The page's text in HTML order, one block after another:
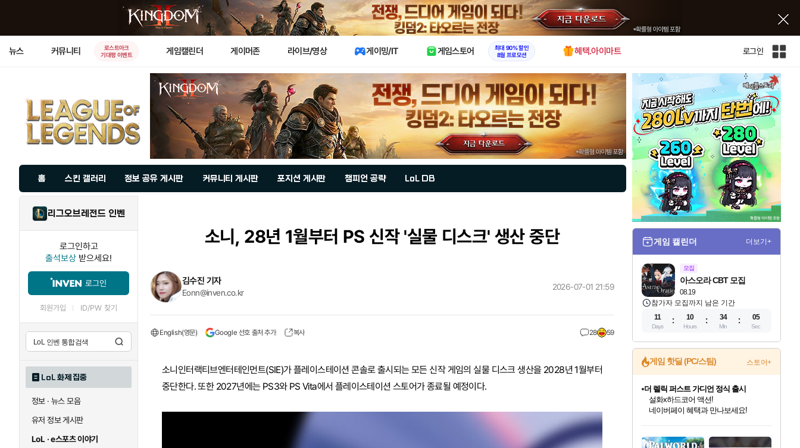
X
뉴스 커뮤니티
로스트아크
기대평 이벤트
게임캘린더 게이머존 라이브/영상 게이밍/IT 게임스토어
최대 90% 할인
8월 프로모션
혜택.아이마트 로그인
인
전
체
사
이
홈 스킨 갤러리 정보 공유 게시판 커뮤니티 게시판 포지션 게시판 챔피언 공략 LoL DB
리그오브레전드 인벤
로그인하고
출석보상 받으세요!
로그인
회원가입 ID/PW 찾기
LoL 화제 집중
정보 · 뉴스 모음
유저 정보 게시판
LoL · e스포츠 이야기
소니, 28년 1월부터 PS 신작 '실물 디스크' 생산 중단
김수진 기자
Eonn@inven.co.kr
English(영문) Google 선호 출처 추가 복사 28 59
2026-07-01 21:59
소니인터랙티브엔터테인먼트(SIE)가 플레이스테이션 콘솔로 출시되는 모든 신작 게임의 실물 디스크 생산을 2028년 1월부터
중단한다. 또한 2027년에는 PS3와 PS Vita에서 플레이스테이션 스토어가 종료될 예정이다.
게임 캘린더 더보기+
모집
08.19
아스오라 CBT 모집
참가자 모집까지 남은 기간
11
Days
10
Hours
34
Min
04
Sec
게임 핫딜 (PC/스팀) 스토어+
최대 90% 할인가를 만나보세요!
네이버혜택과 함께 만나보세요!
50%할인&추가 적립까지!
네이버 포인트 혜택까지!
이니&베니 혜택까지!
네이버 혜택가와 함께 예약하세요!
할인&네이버혜택으로 만나보세요!
더 렐릭 퍼스트 가디언 정식 출시
설화x하드코어 액션!
네이버페이 혜택과 만나보세요!
40주년 프로모션으로 만나보세요!
할인가에 만나보세요!
일부 에디션 상시 할인!
혜택으로 예약 판매 중
편안하게 충전하세요